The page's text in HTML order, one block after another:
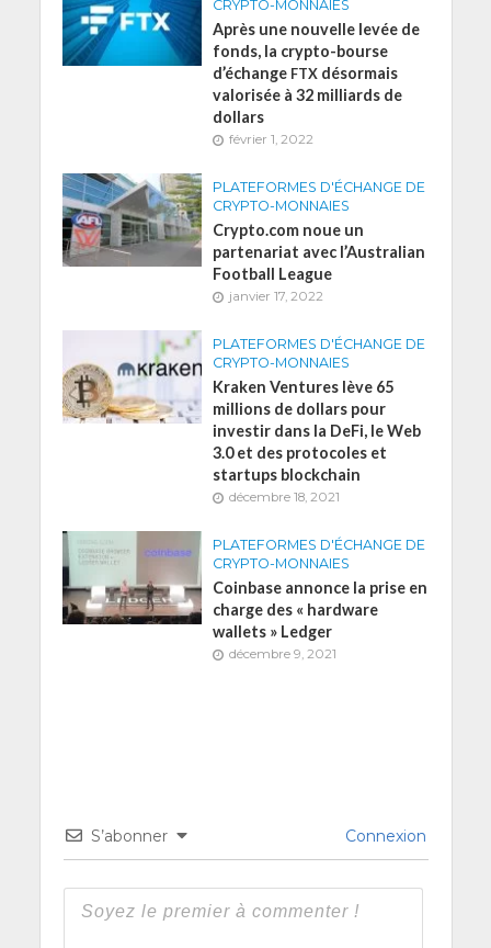
CRYPTO-MONNAIES
Après une nouvelle levée de
fonds, la crypto-bourse
d’échange FTX désormais
valorisée à 32 milliards de
dollars
février 1, 2022
PLATEFORMES D'ÉCHANGE DE
CRYPTO-MONNAIES
Crypto.com noue un
partenariat avec l’Australian
Football League
janvier 17, 2022
PLATEFORMES D'ÉCHANGE DE
CRYPTO-MONNAIES
Kraken Ventures lève 65
millions de dollars pour
investir dans la DeFi, le Web
3.0 et des protocoles et
startups blockchain
décembre 18, 2021
PLATEFORMES D'ÉCHANGE DE
CRYPTO-MONNAIES
Coinbase annonce la prise en
charge des « hardware
wallets » Ledger
décembre 9, 2021
S’abonner Connexion